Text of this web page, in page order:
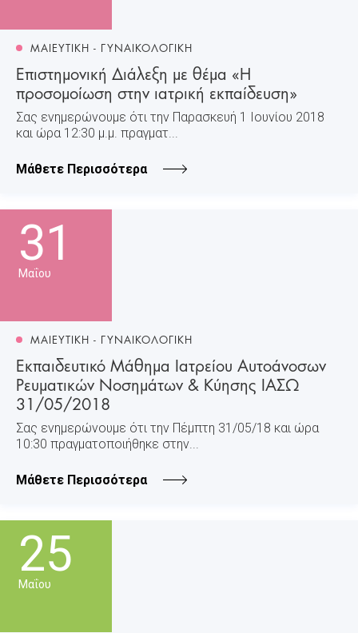
ΜΑΙΕΥΤΙΚΗ - ΓΥΝΑΙΚΟΛΟΓΙΚΗ
Επιστημονική Διάλεξη με θέμα «Η
προσομοίωση στην ιατρική εκπαίδευση»
Σας ενημερώνουμε ότι την Παρασκευή 1 Ιουνίου 2018
και ώρα 12:30 μ.μ. πραγματ...
Μάθετε Περισσότερα
31
Μαΐου
ΜΑΙΕΥΤΙΚΗ - ΓΥΝΑΙΚΟΛΟΓΙΚΗ
Εκπαιδευτικό Μάθημα Ιατρείου Αυτοάνοσων
Ρευματικών Νοσημάτων & Κύησης ΙΑΣΩ
31/05/2018
Σας ενημερώνουμε ότι την Πέμπτη 31/05/18 και ώρα
10:30 πραγματοποιήθηκε στην...
Μάθετε Περισσότερα
25
Μαΐου